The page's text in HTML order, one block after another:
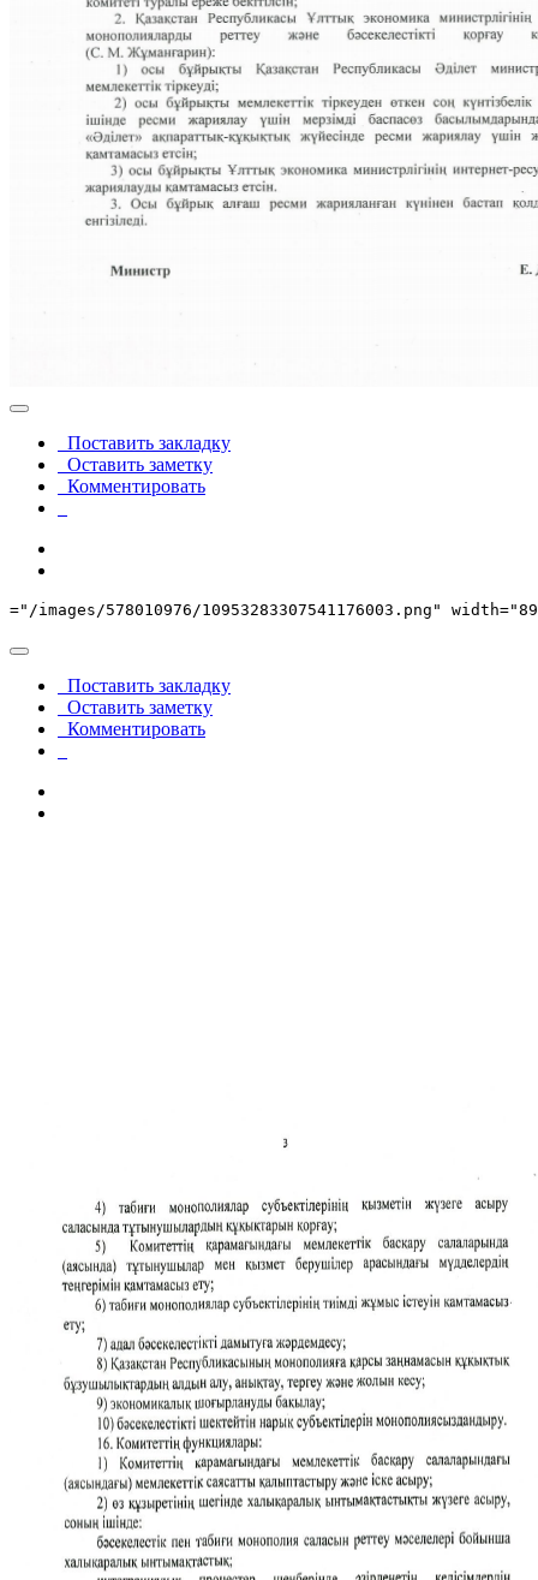
Поставить закладку
Оставить заметку
Комментировать
="/images/578010976/10953283307541176003.png"
Поставить закладку
Оставить заметку
Комментировать